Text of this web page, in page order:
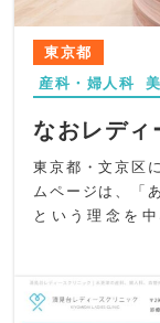
談、不妊治療な
イフステージご
寄り添いながら
から女性を支え
UI/UXでは、知
導線を採用。
かりやすく配置
セス性も向上さ
ヘルスケア」な
meta情報にも“
載。地域の女性
東京都
産科・婦人科
なおレディ
東京都・文京区
ムページは、「
という理念を
にした構成でま
すい方でも気軽
かく寄り添うト